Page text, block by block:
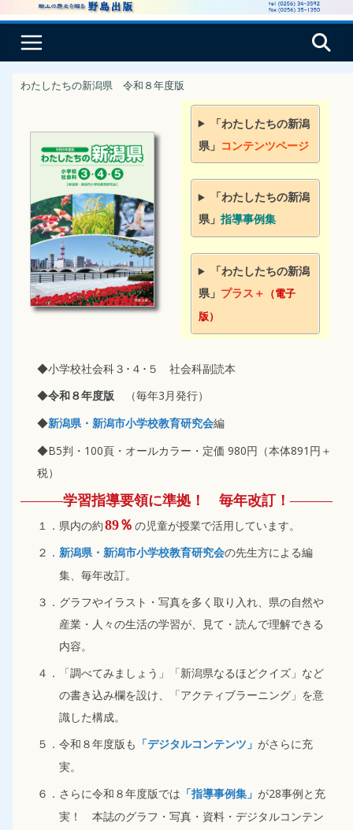
わたしたちの新潟県 令和８年度版
「わたしたちの新潟
県」 コンテンツページ
「わたしたちの新潟
県」 指導事例集
「わたしたちの新潟
県」 プラス＋ （電子
版）
◆小学校社会科３･４･５ 社会科副読本
◆令和８年度版
（毎年3月発行）
◆新潟県・新潟市小学校教育研究会編
◆B5判・100頁・オールカラー・定価 980円（本体891円＋
税）
学習指導要領に準拠！ 毎年改訂！
１．県内の約89％ の児童が授業で活用しています。
２． 新潟県・新潟市小学校教育研究会の先生方による編
集、毎年改訂。
３．グラフやイラスト・写真を多く取り入れ、県の自然や
産業・人々の生活の学習が、見て・読んで理解できる
内容。
４．「調べてみましょう」「新潟県なるほどクイズ」など
の書き込み欄を設け、「アクティブラーニング」を意
識した構成。
５．令和８年度版も
「デジタルコンテンツ」 がさらに充
実。
６．さらに令和８年度版では 「指導事例集」 が28事例と充
実！ 本誌のグラフ・写真・資料・デジタルコンテン